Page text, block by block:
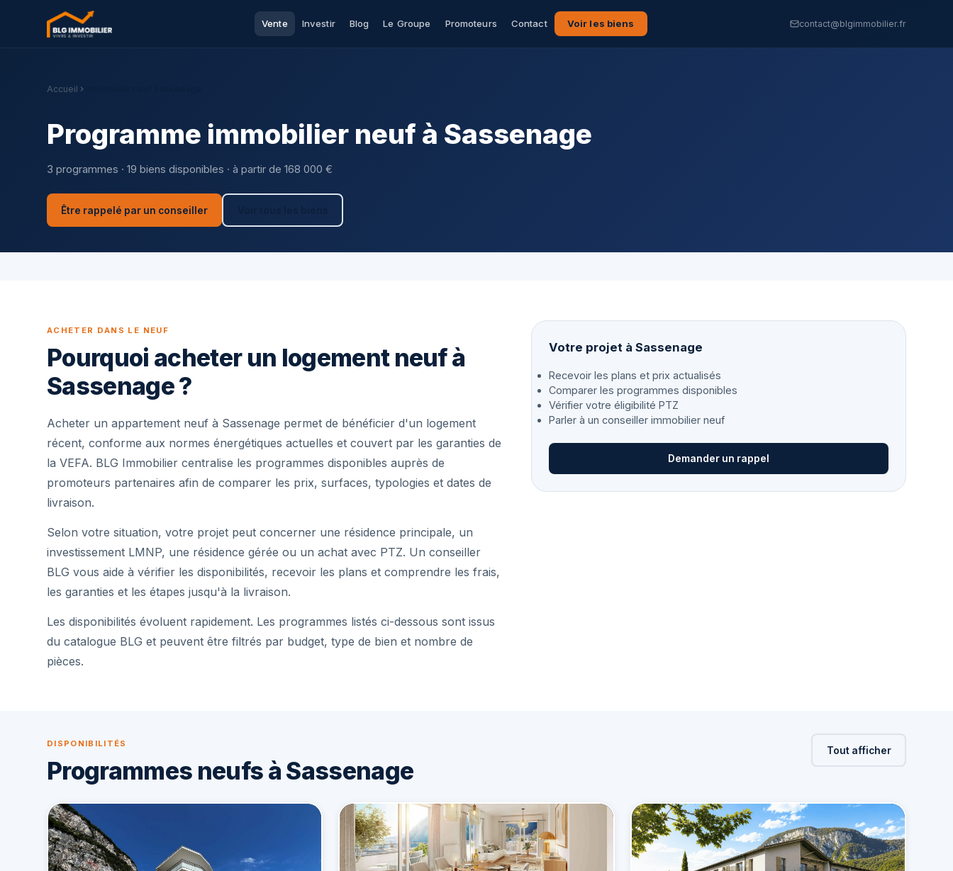
Vente Investir Blog Le Groupe Promoteurs Contact Voir les biens contact@blgimmobilier.fr
Accueil
Programme immobilier neuf à Sassenage
3 programmes · 19 biens disponibles · à partir de 168 000 €
Être rappelé par un conseiller
ACHETER DANS LE NEUF
Pourquoi acheter un logement neuf à
Sassenage ?
Acheter un appartement neuf à Sassenage permet de bénéficier d'un logement
récent, conforme aux normes énergétiques actuelles et couvert par les garanties de
la VEFA. BLG Immobilier centralise les programmes disponibles auprès de
promoteurs partenaires afin de comparer les prix, surfaces, typologies et dates de
livraison.
Selon votre situation, votre projet peut concerner une résidence principale, un
investissement LMNP, une résidence gérée ou un achat avec PTZ. Un conseiller
BLG vous aide à vérifier les disponibilités, recevoir les plans et comprendre les frais,
les garanties et les étapes jusqu'à la livraison.
Les disponibilités évoluent rapidement. Les programmes listés ci-dessous sont issus
du catalogue BLG et peuvent être filtrés par budget, type de bien et nombre de
pièces.
Votre projet à Sassenage
Recevoir les plans et prix actualisés
Comparer les programmes disponibles
Vérifier votre éligibilité PTZ
Parler à un conseiller immobilier neuf
Demander un rappel
DISPONIBILITÉS
Programmes neufs à Sassenage
Tout afficher